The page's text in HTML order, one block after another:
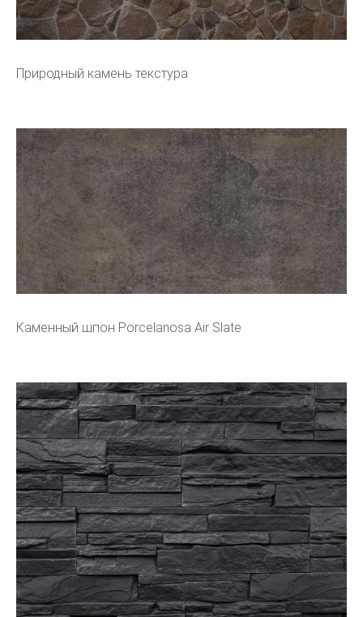
Природный камень текстура
Каменный шпон Porcelanosa Air Slate